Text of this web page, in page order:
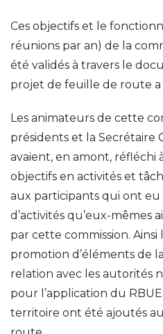
Ces objectifs et le
réunions par an) de la
été validés à travers le
projet de feuille de route
Les animateurs de cette
présidents et la Secrétaire
avaient, en amont, réfléchi
objectifs en activités et
aux participants qui ont eu
d’activités qu’eux-mêmes
par cette commission.
promotion d’éléments de
relation avec les autorités
pour l’application du
territoire ont été ajoutés